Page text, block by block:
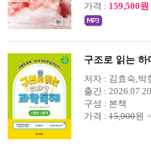
가격 : 159,500원
구조로 읽는 하
저자 : 김효숙,박
출간 : 2026.07.20
구성 : 본책
가격 : 15,900원